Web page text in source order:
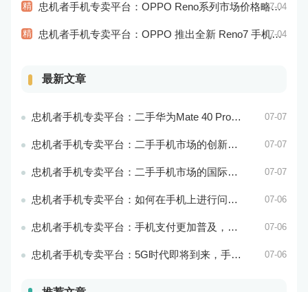
精 忠机者手机专卖平台：OPPO Reno系列市场价格略有回升07-04
精 忠机者手机专卖平台：OPPO 推出全新 Reno7 手机，搭载高端配置07-04
最新文章
忠机者手机专卖平台：二手华为Mate 40 Pro市场价格持续波动 07-07
忠机者手机专卖平台：二手手机市场的创新发展和科技引领 07-07
忠机者手机专卖平台：二手手机市场的国际化发展和拓展海外市场 07-07
忠机者手机专卖平台：如何在手机上进行问卷调查？ 07-06
忠机者手机专卖平台：手机支付更加普及，移动支付将成为主流 07-06
忠机者手机专卖平台：5G时代即将到来，手机市场面临新机遇与挑战 07-06